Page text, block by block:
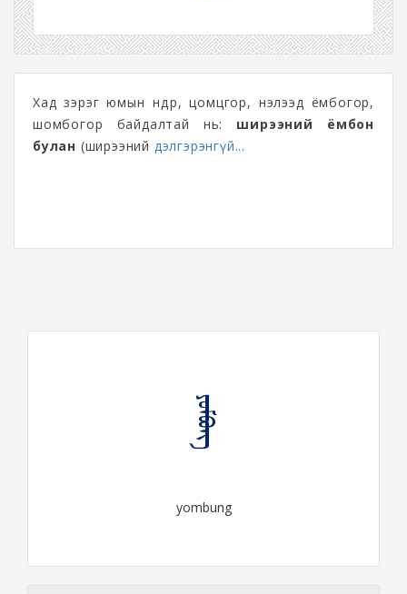
Хад зэрэг юмын өндөр, цомцгор, нэлээд ёмбогор,
шомбогор байдалтай нь: ширээний ёмбон
булан (ширээний дэлгэрэнгүй...
ᠶᠣᠮᠪᠤᠩ
yombung